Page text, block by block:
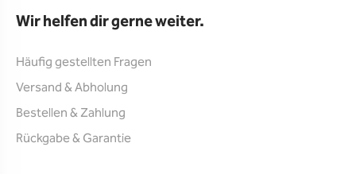
Wir helfen dir gerne weiter.
Häufig gestellten Fragen
Versand & Abholung
Bestellen & Zahlung
Rückgabe & Garantie